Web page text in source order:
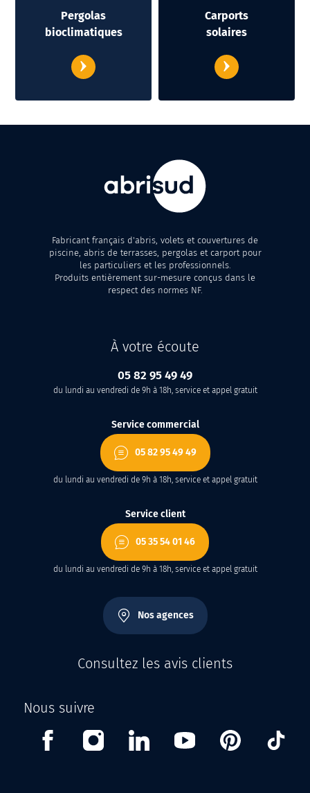
Pergolas
bioclimatiques
Carports
solaires
Fabricant français d'abris, volets et couvertures de
piscine, abris de terrasses, pergolas et carport pour
les particuliers et les professionnels.
Produits entièrement sur-mesure conçus dans le
respect des normes NF.
À votre écoute
05 82 95 49 49
du lundi au vendredi de 9h à 18h, service et appel gratuit
Service commercial
05 82 95 49 49
du lundi au vendredi de 9h à 18h, service et appel gratuit
Service client
05 35 54 01 46
du lundi au vendredi de 9h à 18h, service et appel gratuit
Nos agences
Consultez les avis clients
Nous suivre
Facebook Instagram Linkedin Youtube Pinterest